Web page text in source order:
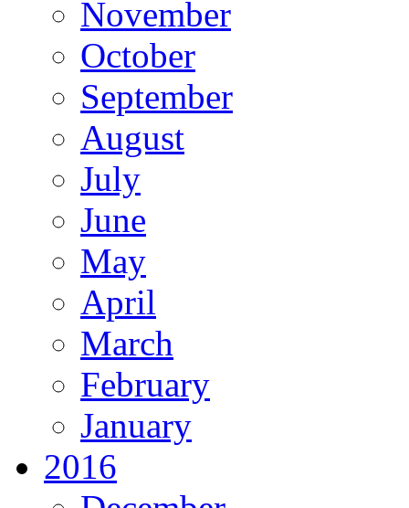
November
October
September
August
July
June
May
April
March
February
January
2016